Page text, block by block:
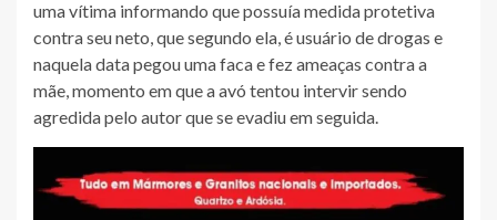
uma vítima informando que possuía medida protetiva
contra seu neto, que segundo ela, é usuário de drogas e
naquela data pegou uma faca e fez ameaças contra a
mãe, momento em que a avó tentou intervir sendo
agredida pelo autor que se evadiu em seguida.